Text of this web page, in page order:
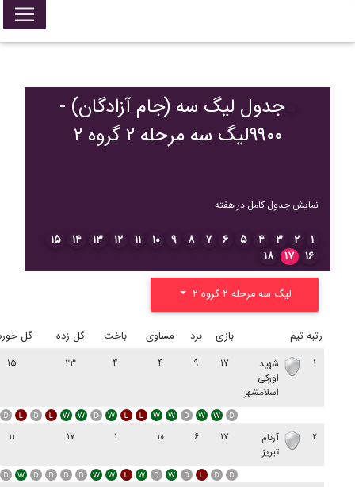
جدول لیگ سه (جام آزادگان) -
۹۹۰۰لیگ سه مرحله ۲ گروه ۲
نمایش جدول کامل در هفته
۱ ۲ ۳ ۴ ۵ ۶ ۷ ۸ ۹ ۱۰ ۱۱ ۱۲ ۱۳ ۱۴ ۱۵
۱۶ ۱۷ ۱۸
لیگ سه مرحله ۲ گروه ۲
رتبهتیم بازی برد مساوی باخت گل زده گل
۱
شهید
اورکی
اسلامشهر
۱۷ ۹ ۴ ۴ ۲۳ ۱۵
۲
آرتام
تبریز
۱۷ ۶ ۱۰ ۱ ۱۷ ۱۱